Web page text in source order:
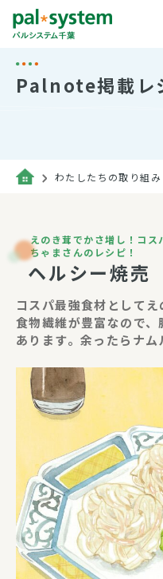
Palnote掲載レ
わたしたちの取り組み
えのき茸でかさ増し！コ
ちゃまさんのレシピ！
ヘルシー焼売
コスパ最強食材としてえ
食物繊維が豊富なので
あります。余ったらナ